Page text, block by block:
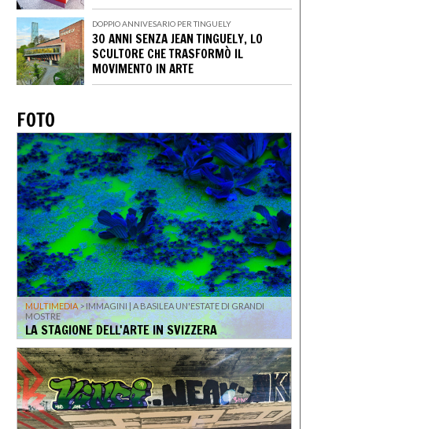
DOPPIO ANNIVESARIO PER TINGUELY
30 ANNI SENZA JEAN TINGUELY, LO
SCULTORE CHE TRASFORMÒ IL
MOVIMENTO IN ARTE
FOTO
MULTIMEDIA> IMMAGINI | A BASILEA UN'ESTATE DI GRANDI
MOSTRE
LA STAGIONE DELL'ARTE IN SVIZZERA